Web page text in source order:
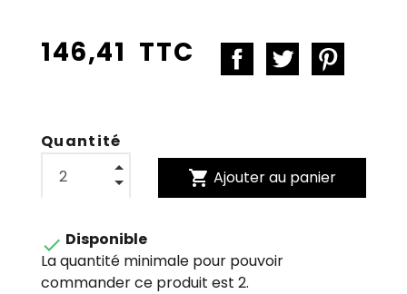
146,41 TTC
Quantité
shopping_cart Ajouter au panier
 Disponible
La quantité minimale pour pouvoir
commander ce produit est 2.